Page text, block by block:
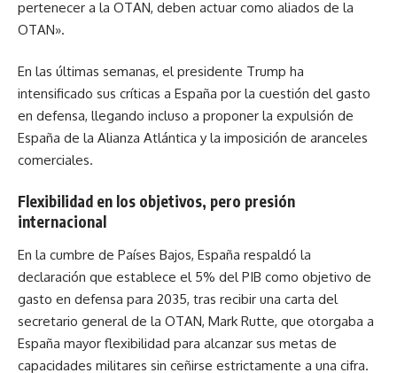
pertenecer a la OTAN, deben actuar como aliados de la
OTAN».
En las últimas semanas, el presidente Trump ha
intensificado sus críticas a España por la cuestión del gasto
en defensa, llegando incluso a proponer la expulsión de
España de la Alianza Atlántica y la imposición de aranceles
comerciales.
Flexibilidad en los objetivos, pero presión
internacional
En la cumbre de Países Bajos, España respaldó la
declaración que establece el 5% del PIB como objetivo de
gasto en defensa para 2035, tras recibir una carta del
secretario general de la OTAN, Mark Rutte, que otorgaba a
España mayor flexibilidad para alcanzar sus metas de
capacidades militares sin ceñirse estrictamente a una cifra.